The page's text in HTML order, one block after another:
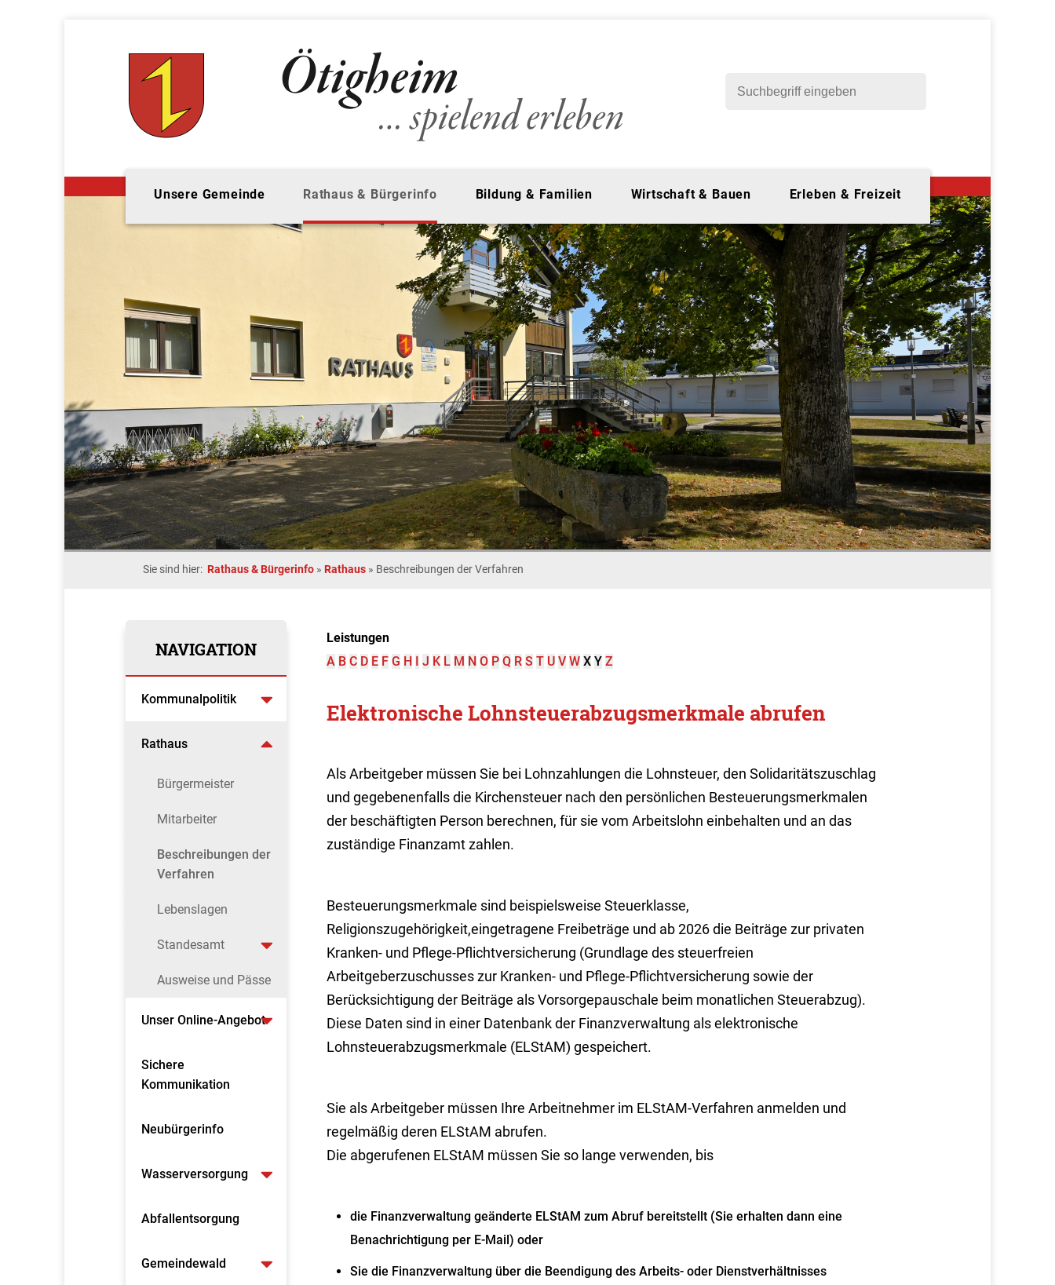
Unsere Gemeinde Rathaus & Bürgerinfo Bildung & Familien Wirtschaft & Bauen Erleben & Freizeit
Sie sind hier: Rathaus & Bürgerinfo » Rathaus » Beschreibungen der Verfahren
NAVIGATION
Kommunalpolitik
Rathaus
Bürgermeister
Mitarbeiter
Beschreibungen der
Verfahren
Lebenslagen
Standesamt
Ausweise und Pässe
Unser Online-Angebot
Sichere
Kommunikation
Neubürgerinfo
Wasserversorgung
Abfallentsorgung
Gemeindewald
Leistungen
A B C D E F G H I J K L M N O P Q R S T U V W X Y Z
Elektronische Lohnsteuerabzugsmerkmale abrufen
Als Arbeitgeber müssen Sie bei Lohnzahlungen die Lohnsteuer, den Solidaritätszuschlag
und gegebenenfalls die Kirchensteuer nach den persönlichen Besteuerungsmerkmalen
der beschäftigten Person berechnen, für sie vom Arbeitslohn einbehalten und an das
zuständige Finanzamt zahlen.
Besteuerungsmerkmale sind beispielsweise Steuerklasse,
Religionszugehörigkeit,eingetragene Freibeträge und ab 2026die Beiträge zur privaten
Kranken- und Pflege-Pflichtversicherung (Grundlage des steuerfreien
Arbeitgeberzuschusses zur Kranken- und Pflege-Pflichtversicherung sowie der
Berücksichtigung der Beiträge als Vorsorgepauschale beim monatlichen Steuerabzug).
Diese Daten sind in einer Datenbank der Finanzverwaltung als elektronische
Lohnsteuerabzugsmerkmale (ELStAM) gespeichert.
Sie als Arbeitgeber müssen Ihre Arbeitnehmer im ELStAM-Verfahren anmelden und
regelmäßig deren ELStAM abrufen.
Die abgerufenen ELStAM müssen Sie so lange verwenden, bis
die Finanzverwaltung geänderte ELStAM zum Abruf bereitstellt (Sie erhalten dann eine
Benachrichtigung per E-Mail) oder
Sie die Finanzverwaltung über die Beendigung des Arbeits- oder Dienstverhältnisses